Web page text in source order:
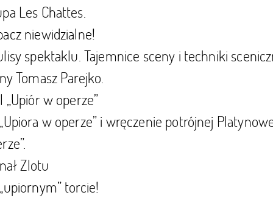
Les Chattes.
niewidzialne!
spektaklu. Tajemnice sceny i techniki
Tomasz Parejko.
w operze”
w operze” i wręczenie potrójnej
Zlotu
torcie!